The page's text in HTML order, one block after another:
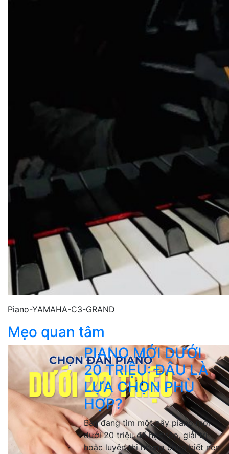
Piano-YAMAHA-C3-GRAND
Mẹo quan tâm
PIANO MỚI DƯỚI
20 TRIỆU: ĐÂU LÀ
LỰA CHỌN PHÙ
HỢP?
Bạn đang tìm một cây piano mới
dưới 20 triệu để học tập, giải trí
hoặc luyện thi nhưng chưa biết nên